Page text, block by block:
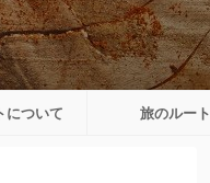
について 旅のルート